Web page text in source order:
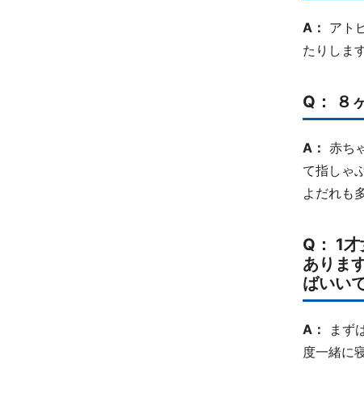
A： アト
たりしま
Q： ８
A： 赤ち
て指しゃ
よだれも
Q： 1
ありま
ばいい
A：
まず
度一緒に